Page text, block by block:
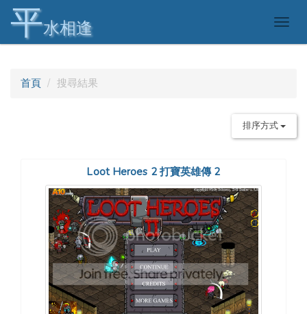
平水相逢
首頁 搜尋結果
排序方式
Loot Heroes 2 打寶英雄傳 2